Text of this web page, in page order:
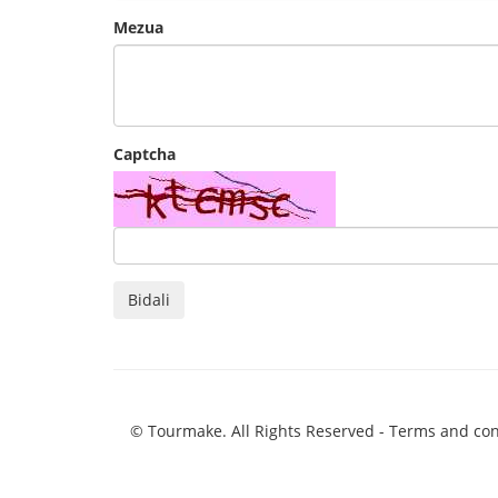
Mezua
Captcha
Bidali
© Tourmake. All Rights Reserved - Terms and